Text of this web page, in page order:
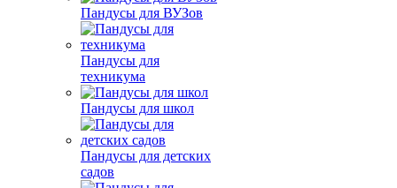
Пандусы для ВУЗов
Пандусы для
техникума
Пандусы для школ
Пандусы для детских
садов